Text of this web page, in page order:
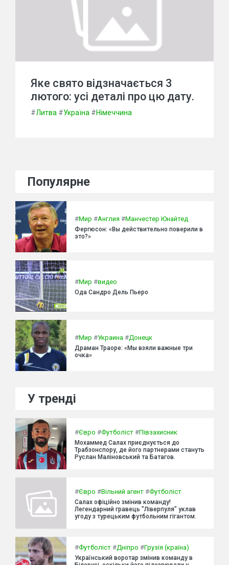
Яке свято відзначається 3
лютого: усі деталі про цю дату.
#Литва #Україна #Німеччина
Популярне
#Мир #Англия #Манчестер Юнайтед
Фергюсон: «Вы действительно поверили в
это?»
#Мир #видео
Ода Сандро Дель Пьеро
#Мир #Украина #Донецк
Драман Траоре: «Мы взяли важные три
очка»
У тренді
#Євро #Футболіст #Півзахисник
Мохаммед Салах приєднується до
Трабзонспору, де його партнерами стануть
Руслан Маліновський та Батагов.
#Євро #Вільний агент #Футболіст
Салах офіційно змінив команду!
Легендарний гравець "Ліверпуля" уклав
угоду з турецьким футбольним гігантом.
#Футболіст #Дніпро #Грузія (країна)
Український воротар змінив команду в